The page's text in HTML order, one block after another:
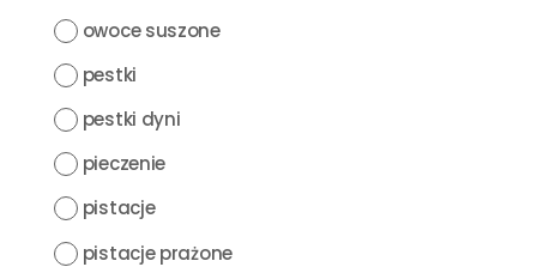
owoce suszone
pestki
pestki dyni
pieczenie
pistacje
pistacje prażone